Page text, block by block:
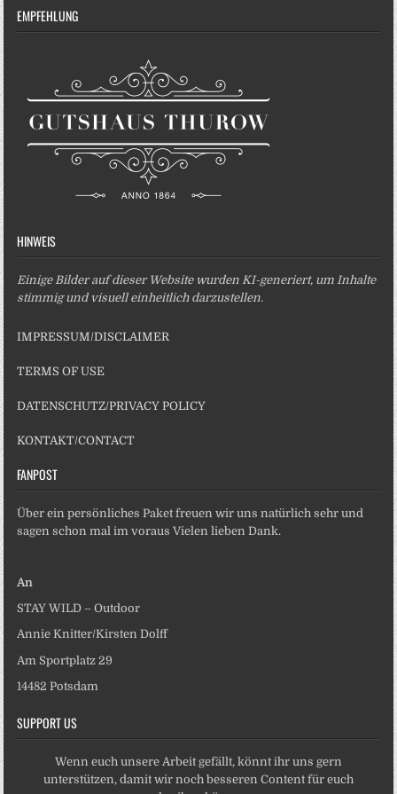
EMPFEHLUNG
HINWEIS
Einige Bilder auf dieser Website wurden KI-generiert, um Inhalte
stimmig und visuell einheitlich darzustellen.
IMPRESSUM/DISCLAIMER
TERMS OF USE
DATENSCHUTZ/PRIVACY POLICY
KONTAKT/CONTACT
FANPOST
Über ein persönliches Paket freuen wir uns natürlich sehr und
sagen schon mal im voraus Vielen lieben Dank.
An
STAY WILD – Outdoor
Annie Knitter/Kirsten Dolff
Am Sportplatz 29
14482 Potsdam
SUPPORT US
Wenn euch unsere Arbeit gefällt, könnt ihr uns gern
unterstützen, damit wir noch besseren Content für euch